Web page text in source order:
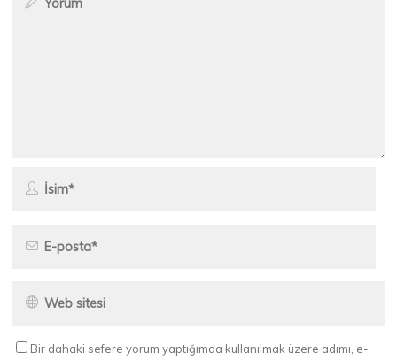
Bir dahaki sefere yorum yaptığımda kullanılmak üzere adımı, e-